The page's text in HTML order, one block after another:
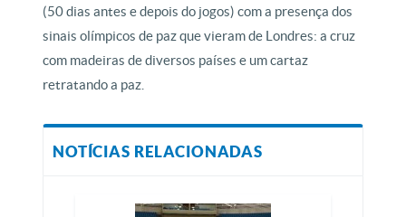
(50 dias antes e depois do jogos) com a presença dos
sinais olímpicos de paz que vieram de Londres: a cruz
com madeiras de diversos países e um cartaz
retratando a paz.
NOTÍCIAS RELACIONADAS